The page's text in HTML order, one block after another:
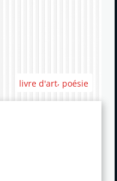
livre d'art, poésie